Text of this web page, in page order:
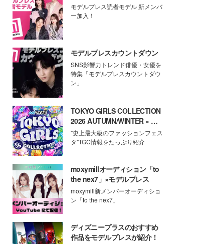
モデルプレス読者モデル 新メンバ
ー加入！
モデルプレスカウントダウン
SNS影響力トレンド俳優・女優を
特集「モデルプレスカウントダウ
ン」
TOKYO GIRLS COLLECTION
2026 AUTUMN/WINTER × モ
デルプレス
"史上最大級のファッションフェス
タ"TGC情報をたっぷり紹介
moxymillオーディション「to
the nex7」×モデルプレス
moxymill新メンバーオーディショ
ン「to the nex7」
ディズニープラスのおすすめ
作品をモデルプレスが紹介！